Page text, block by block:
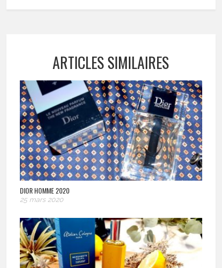
ARTICLES SIMILAIRES
DIOR HOMME 2020
25 mars 2020